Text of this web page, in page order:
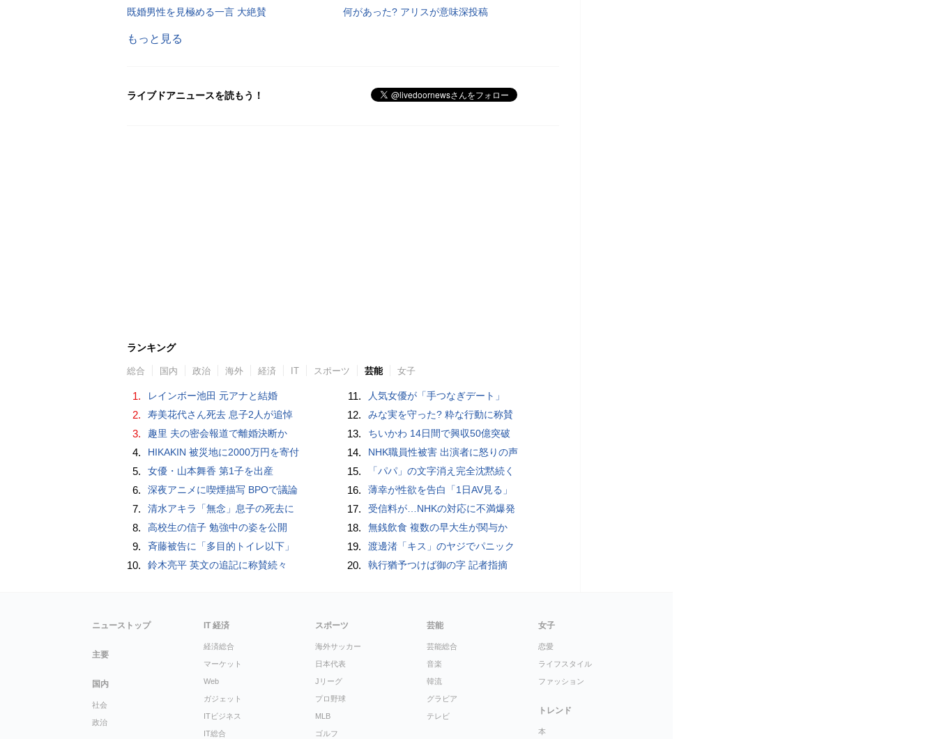
既婚男性を見極める一言 大絶賛
何があった? アリスが意味深投稿
もっと見る
ライブドアニュースを読もう！
ランキング
総合 国内 政治 海外 経済 IT スポーツ 芸能 女子
1. レインボー池田 元アナと結婚
2. 寿美花代さん死去 息子2人が追悼
3. 趣里 夫の密会報道で離婚決断か
4. HIKAKIN 被災地に2000万円を寄付
5. 女優・山本舞香 第1子を出産
6. 深夜アニメに喫煙描写 BPOで議論
7. 清水アキラ「無念」息子の死去に
8. 高校生の信子 勉強中の姿を公開
9. 斉藤被告に「多目的トイレ以下」
10. 鈴木亮平 英文の追記に称賛続々
11. 人気女優が「手つなぎデート」
12. みな実を守った? 粋な行動に称賛
13. ちいかわ 14日間で興収50億突破
14. NHK職員性被害 出演者に怒りの声
15. 「パパ」の文字消え完全沈黙続く
16. 薄幸が性欲を告白「1日AV見る」
17. 受信料が…NHKの対応に不満爆発
18. 無銭飲食 複数の早大生が関与か
19. 渡邊渚「キス」のヤジでパニック
20. 執行猶予つけば御の字 記者指摘
ニューストップ
主要
国内
社会
政治
IT 経済
経済総合
マーケット
Web
ガジェット
ITビジネス
IT総合
スポーツ
海外サッカー
日本代表
Jリーグ
プロ野球
MLB
ゴルフ
芸能
芸能総合
音楽
韓流
グラビア
テレビ
女子
恋愛
ライフスタイル
ファッション
トレンド
本